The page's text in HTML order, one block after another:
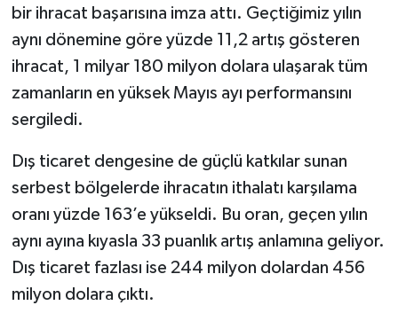
bir ihracat başarısına imza attı. Geçtiğimiz yılın
aynı dönemine göre yüzde 11,2 artış gösteren
ihracat, 1 milyar 180 milyon dolara ulaşarak tüm
zamanların en yüksek Mayıs ayı performansını
sergiledi.
Dış ticaret dengesine de güçlü katkılar sunan
serbest bölgelerde ihracatın ithalatı karşılama
oranı yüzde 163’e yükseldi. Bu oran, geçen yılın
aynı ayına kıyasla 33 puanlık artış anlamına geliyor.
Dış ticaret fazlası ise 244 milyon dolardan 456
milyon dolara çıktı.